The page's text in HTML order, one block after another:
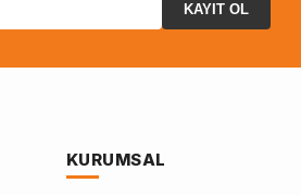
KAYIT OL
KURUMSAL